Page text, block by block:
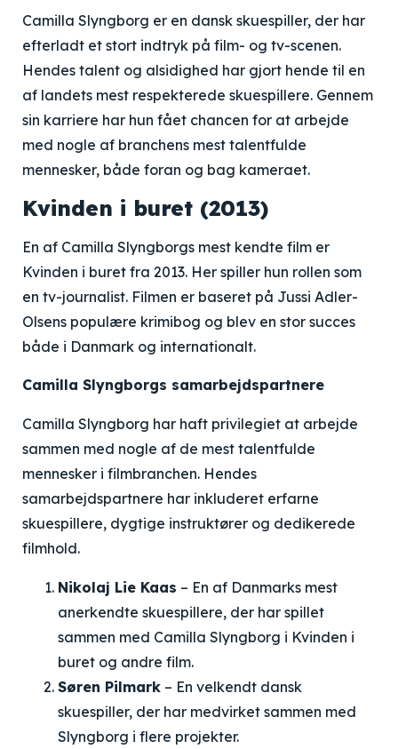
Camilla Slyngborg er en dansk skuespiller, der har
efterladt et stort indtryk på film- og tv-scenen.
Hendes talent og alsidighed har gjort hende til en
af landets mest respekterede skuespillere. Gennem
sin karriere har hun fået chancen for at arbejde
med nogle af branchens mest talentfulde
mennesker, både foran og bag kameraet.
Kvinden i buret (2013)
En af Camilla Slyngborgs mest kendte film er
Kvinden i buret fra 2013. Her spiller hun rollen som
en tv-journalist. Filmen er baseret på Jussi Adler-
Olsens populære krimibog og blev en stor succes
både i Danmark og internationalt.
Camilla Slyngborgs samarbejdspartnere
Camilla Slyngborg har haft privilegiet at arbejde
sammen med nogle af de mest talentfulde
mennesker i filmbranchen. Hendes
samarbejdspartnere har inkluderet erfarne
skuespillere, dygtige instruktører og dedikerede
filmhold.
Nikolaj Lie Kaas – En af Danmarks mest
anerkendte skuespillere, der har spillet
sammen med Camilla Slyngborg i Kvinden i
buret og andre film.
Søren Pilmark – En velkendt dansk
skuespiller, der har medvirket sammen med
Slyngborg i flere projekter.